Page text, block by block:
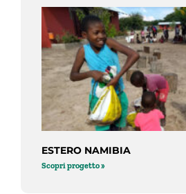
ESTERO NAMIBIA
Scopri progetto »